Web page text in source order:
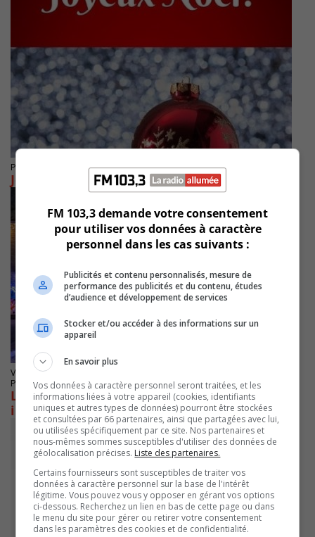
Publié le 24 Décembre 2024 à 23h12
Joyeux Noël
VARENNES
Publié le 21 Décembre 2024 à 12h00
Le concours de la Féérie des lumières
illumine à nouveau Varennes cette année
FM 103,3 demande votre consentement
pour utiliser vos données à caractère
personnel dans les cas suivants :
Publicités et contenu personnalisés, mesure de
performance des publicités et du contenu, études
d’audience et développement de services
Stocker et/ou accéder à des informations sur un
appareil
En savoir plus
Vos données à caractère personnel seront traitées, et les
informations liées à votre appareil (cookies, identifiants
uniques et autres types de données) pourront être stockées
et consultées par 66 partenaires, ainsi que partagées avec lui,
ou utilisées spécifiquement par ce site. Nos partenaires et
nous-mêmes sommes susceptibles d'utiliser des données de
géolocalisation précises. Liste des partenaires.
Certains fournisseurs sont susceptibles de traiter vos
données à caractère personnel sur la base de l'intérêt
légitime. Vous pouvez vous y opposer en gérant vos options
ci-dessous. Recherchez un lien en bas de cette page ou dans
le menu du site pour gérer ou retirer votre consentement
dans les paramètres des cookies et de confidentialité.